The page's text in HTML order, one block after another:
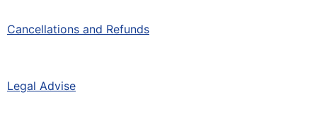
Cancellations and Refunds
Legal Advise